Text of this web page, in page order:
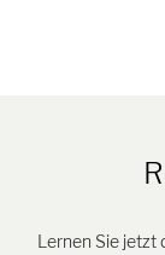
Lernen Sie jetzt